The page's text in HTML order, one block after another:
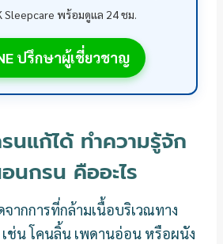
Sleepcare พร้อมดูแล 24 ชม.
ปรึกษาผู้เชี่ยวชาญ
แก้ได้ ทำความรู้จัก
นกรน คืออะไร
ากการที่กล้ามเนื้อบริเวณทาง
ช่น โคนลิ้น เพดานอ่อน หรือผนัง